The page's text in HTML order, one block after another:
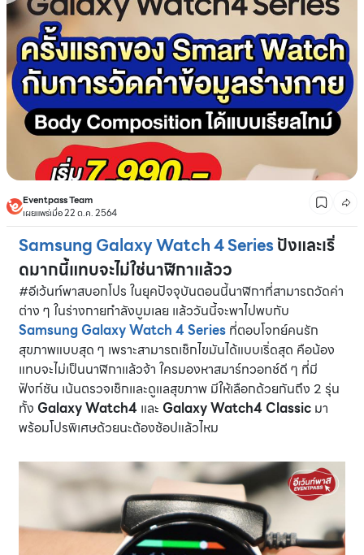
Eventpass Team
เผยแพร่เมื่อ 22 ต.ค. 2564
Samsung Galaxy Watch 4 Seriesปังและเริ่
ดมากนี้แทบจะไม่ใช่นาฬิกาแล้วว
#อีเว้นท์พาสบอกโปร ในยุคปัจจุบันตอนนี้นาฬิกาที่สามารถวัดค่า
ต่าง ๆ ในร่างกายกำลังบูมเลย แล้ววันนี้จะพาไปพบกับ
Samsung Galaxy Watch 4 Series ที่ตอบโจทย์คนรัก
สุขภาพแบบสุด ๆ เพราะสามารถเช็กไขมันได้แบบเริ่ดสุด คือน้อง
แทบจะไม่เป็นนาฬิกาแล้วจ้า ใครมองหาสมาร์ทวอทช์ดี ๆ ที่มี
ฟังก์ชัน เน้นตรวจเช็กและดูแลสุขภาพ มีให้เลือกด้วยกันถึง 2 รุ่น
ทั้ง Galaxy Watch4 และ Galaxy Watch4 Classic มา
พร้อมโปรพิเศษด้วยนะต้องช้อปแล้วไหม